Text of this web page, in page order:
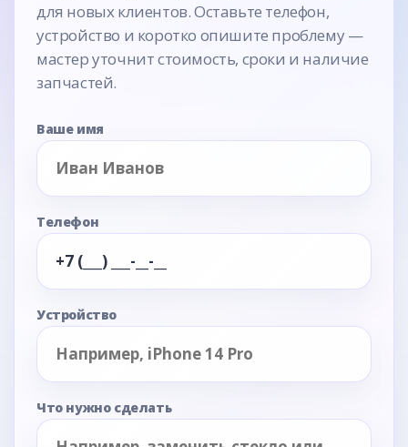
для новых клиентов. Оставьте телефон,
устройство и коротко опишите проблему —
мастер уточнит стоимость, сроки и наличие
запчастей.
Ваше имя
Телефон
Устройство
Что нужно сделать